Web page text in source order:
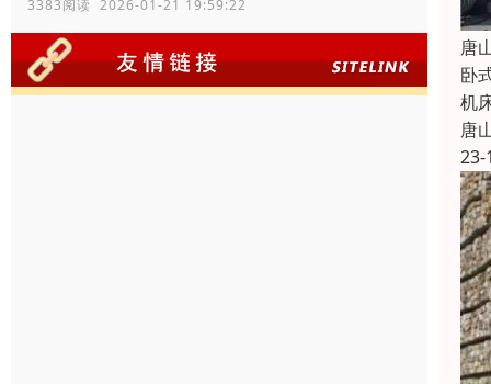
3383阅读 2026-01-21 19:59:22
唐
卧
机
唐
23-